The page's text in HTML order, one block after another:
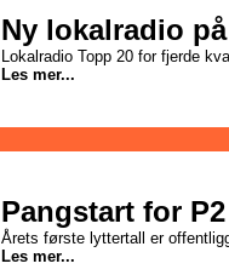
Ny lokalradio
Lokalradio Topp 20 for fjerde
Les mer...
Pangstart for P2
Årets første lyttertall er
Les mer...